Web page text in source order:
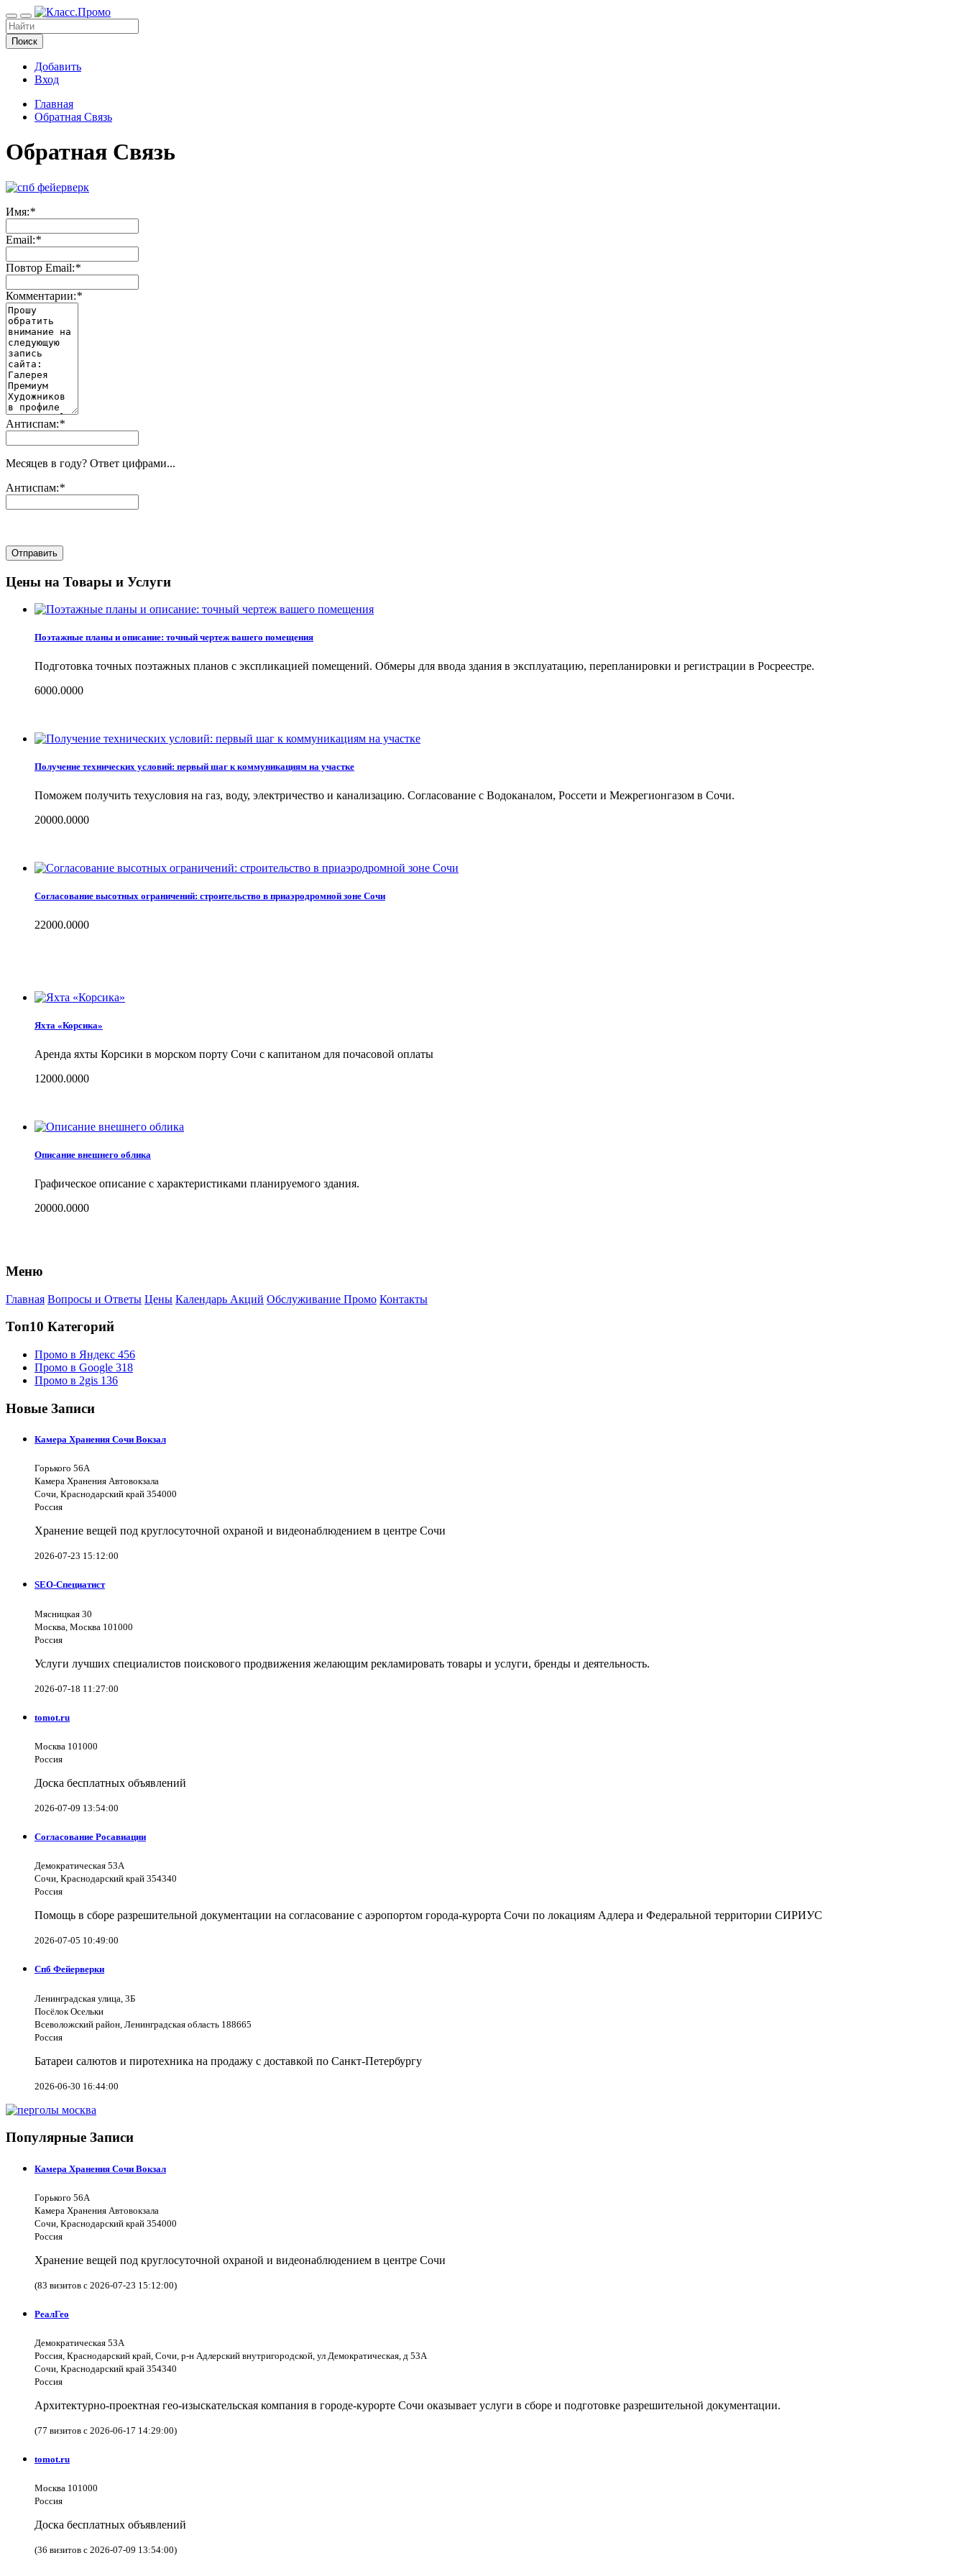
Поиск
Добавить
Вход
Главная
Обратная Связь
Обратная Связь
Имя:*
Email:*
Повтор Email:*
Комментарии:*
Антиспам:*
Месяцев в году? Ответ цифрами...
Антиспам:*
Отправить
Цены на Товары и Услуги
Поэтажные планы и описание: точный чертеж вашего помещения
Подготовка точных поэтажных планов с экспликацией помещений. Обмеры для ввода здания в эксплуатацию, перепланировки и регистрации в Росреестре.
6000.0000
Получение технических условий: первый шаг к коммуникациям на участке
Поможем получить техусловия на газ, воду, электричество и канализацию. Согласование с Водоканалом, Россети и Межрегионгазом в Сочи.
20000.0000
Согласование высотных ограничений: строительство в приаэродромной зоне Сочи
22000.0000
Яхта «Корсика»
Аренда яхты Корсики в морском порту Сочи с капитаном для почасовой оплаты
12000.0000
Описание внешнего облика
Графическое описание с характеристиками планируемого здания.
20000.0000
Меню
Главная Вопросы и Ответы Цены Календарь Акций Обслуживание Промо Контакты
Топ10 Категорий
Промо в Яндекс 456
Промо в Google 318
Промо в 2gis 136
Новые Записи
Камера Хранения Сочи Вокзал
Горького 56А
Камера Хранения Автовокзала
Сочи, Краснодарский край 354000
Россия
Хранение вещей под круглосуточной охраной и видеонаблюдением в центре Сочи
2026-07-23 15:12:00
SEO-Специатист
Мясницкая 30
Москва, Москва 101000
Россия
Услуги лучших специалистов поискового продвижения желающим рекламировать товары и услуги, бренды и деятельность.
2026-07-18 11:27:00
tomot.ru
Москва 101000
Россия
Доска бесплатных объявлений
2026-07-09 13:54:00
Согласование Росавиации
Демократическая 53А
Сочи, Краснодарский край 354340
Россия
Помощь в сборе разрешительной документации на согласование с аэропортом города-курорта Сочи по локациям Адлера и Федеральной территории СИРИУС
2026-07-05 10:49:00
Спб Фейерверки
Ленинградская улица, 3Б
Посёлок Осельки
Всеволожский район, Ленинградская область 188665
Россия
Батареи салютов и пиротехника на продажу с доставкой по Санкт-Петербургу
2026-06-30 16:44:00
Популярные Записи
Камера Хранения Сочи Вокзал
Горького 56А
Камера Хранения Автовокзала
Сочи, Краснодарский край 354000
Россия
Хранение вещей под круглосуточной охраной и видеонаблюдением в центре Сочи
(83 визитов с 2026-07-23 15:12:00)
РеалГео
Демократическая 53А
Россия, Краснодарский край, Сочи, р-н Адлерский внутригородской, ул Демократическая, д 53А
Сочи, Краснодарский край 354340
Россия
Архитектурно-проектная гео-изыскательская компания в городе-курорте Сочи оказывает услуги в сборе и подготовке разрешительной документации.
(77 визитов с 2026-06-17 14:29:00)
tomot.ru
Москва 101000
Россия
Доска бесплатных объявлений
(36 визитов с 2026-07-09 13:54:00)